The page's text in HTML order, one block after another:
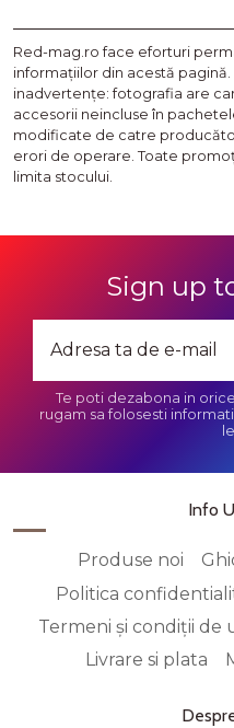
Red-mag.ro face eforturi
informaţiilor din acestă
inadvertenţe: fotografia are
accesorii neincluse în
modificate de catre
erori de operare. Toate
limita stocului.
Sign up
Te poti dezabona in
rugam sa folosesti
Info
Produse noi
Politica
Termeni și condiții de
Livrare si plata